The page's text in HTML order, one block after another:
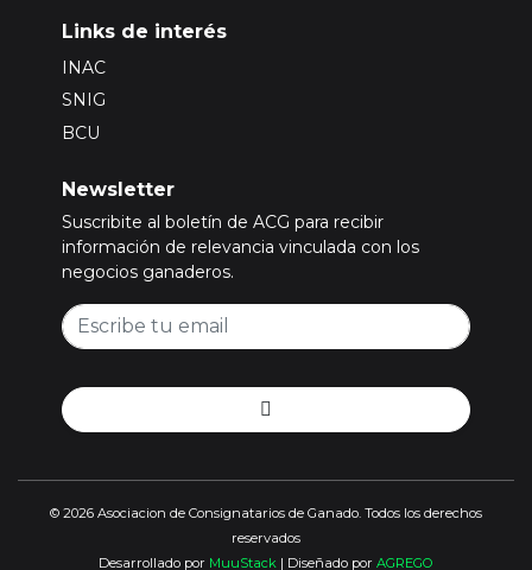
Links de interés
INAC
SNIG
BCU
Newsletter
Suscribite al boletín de ACG para recibir
información de relevancia vinculada con los
negocios ganaderos.
© 2026 Asociacion de Consignatarios de Ganado. Todos los derechos
reservados
Desarrollado por MuuStack | Diseñado por AGREGO